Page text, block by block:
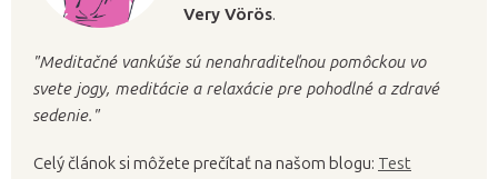
Very Vörös.
"Meditačné vankúše sú nenahraditeľnou pomôckou vo
svete jogy, meditácie a relaxácie pre pohodlné a zdravé
sedenie."
Celý článok si môžete prečítať na našom blogu: Test